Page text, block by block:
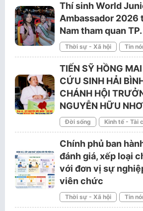
Thí sinh World
Ambassador 2026
Nam tham quan
Thời sự - Xã hội Tin
TIẾN SỸ HỒNG
CỨU SINH HẢI
CHÁNH HỘI
NGUYỄN HỮU
Đời sống Kinh tế - Tài
Chính phủ ban
đánh giá, xếp loại
với đơn vị sự
viên chức
Thời sự - Xã hội Tin